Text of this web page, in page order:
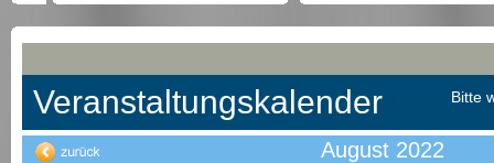
Berlin
Anmeldung bei Ämtern usw.
Veranstaltungskalender Bitte
August 2022